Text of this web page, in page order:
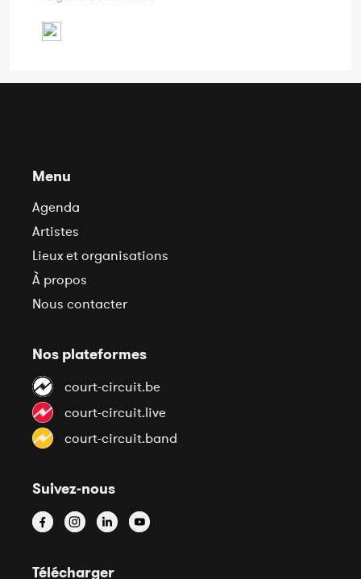
Menu
Agenda
Artistes
Lieux et organisations
À propos
Nous contacter
Nos plateformes
court-circuit.be
court-circuit.live
court-circuit.band
Suivez-nous
Télécharger